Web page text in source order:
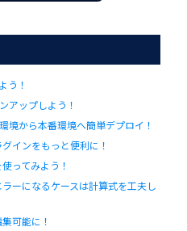
う！
アップしよう！
境から本番環境へ簡単デプロイ！
インをもっと便利に！
ってみよう！
ーになるケースは計算式を工夫し
可能に！